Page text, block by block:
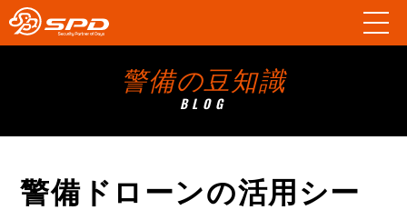
警備の豆知識
BLOG
警備ドローンの活用シー